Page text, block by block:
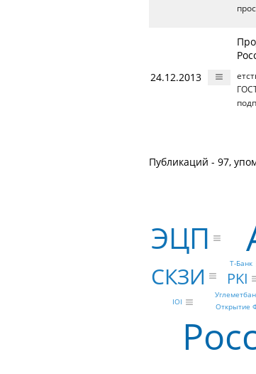
24.12.2013
Публикаций - 97,
ЭЦП
СКЗИ
PKI
Т-Банк
Открытие
IOI